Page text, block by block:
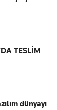
TESLİM
dünyayı